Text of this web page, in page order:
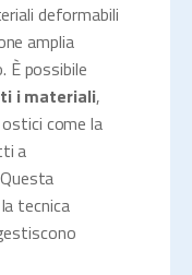
deformabili
amplia
È possibile
i materiali,
come la
a
tecnica